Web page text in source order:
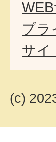
プラ
サイ
(c)